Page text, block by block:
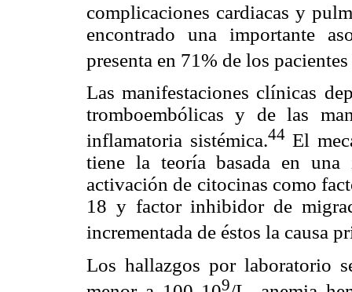
complicaciones cardiacas y
encontrado una importante
presenta en 71% de los
Las manifestaciones clínicas
tromboembólicas y de las
inflamatoria sistémica.44El
tiene la teoría basada en una
activación de citocinas como
18 y factor inhibidor de
incrementada de éstos la causa
Los hallazgos por laboratorio
9